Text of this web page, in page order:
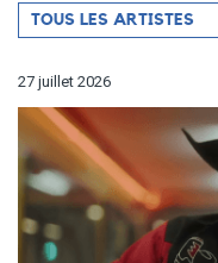
Filtrer
par
TOUS LES ARTISTES
27 juillet 2026